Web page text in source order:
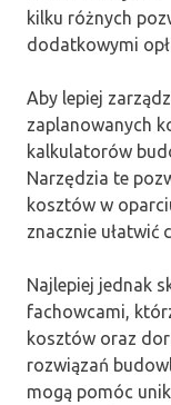
kilku różnych
dodatkowymi
Aby lepiej
zaplanowanych
kalkulatorów
Narzędzia te
kosztów w
znacznie ułatwić
Najlepiej jednak
fachowcami,
kosztów oraz
rozwiązań
mogą pomóc